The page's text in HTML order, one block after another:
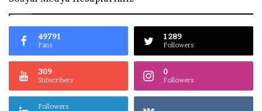
49791
Fans
1289
Followers
309
Subscribers
0
Followers
Followers